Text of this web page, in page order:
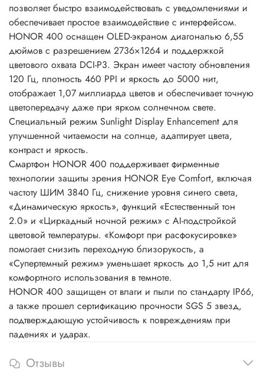
позволяет быстро взаимодействовать с уведомлениями и
обеспечивает простое взаимодействие с интерфейсом.
HONOR 400 оснащен OLED-экраном диагональю 6,55
дюймов с разрешением 2736×1264 и поддержкой
цветового охвата DCI-P3. Экран имеет частоту обновления
120 Гц, плотность 460 PPI и яркость до 5000 нит,
отображает 1,07 миллиарда цветов и обеспечивает точную
цветопередачу даже при ярком солнечном свете.
Специальный режим Sunlight Display Enhancement для
улучшенной читаемости на солнце, адаптирует цвета,
контраст и яркость.
Смартфон HONOR 400 поддерживает фирменные
технологии защиты зрения HONOR Eye Comfort, включая
частоту ШИМ 3840 Гц, снижение уровня синего света,
«Динамическую яркость», функций «Естественный тон
2.0» и «Циркадный ночной режим» с AI-подстройкой
цветовой температуры. «Комфорт при расфокусировке»
помогает снизить переходную близорукость, а
«Супертемный режим» уменьшает яркость до 1,5 нит для
комфортного использования в темноте.
HONOR 400 защищен от влаги и пыли по стандарту IP66,
а также прошел сертификацию прочности SGS 5 звезд,
подтверждающую устойчивость к повреждениям при
падениях и ударах.
Отзывы